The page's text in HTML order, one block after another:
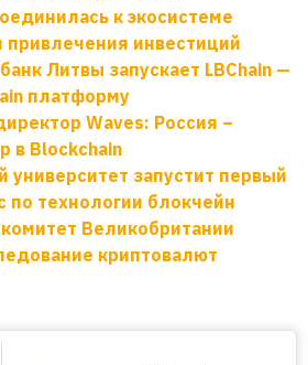
к экосистеме
привлечения инвестиций
Литвы запускает LBChain —
платформу
Waves: Россия –
в Blockchain
университет запустит первый
по технологии блокчейн
Великобритании
криптовалют